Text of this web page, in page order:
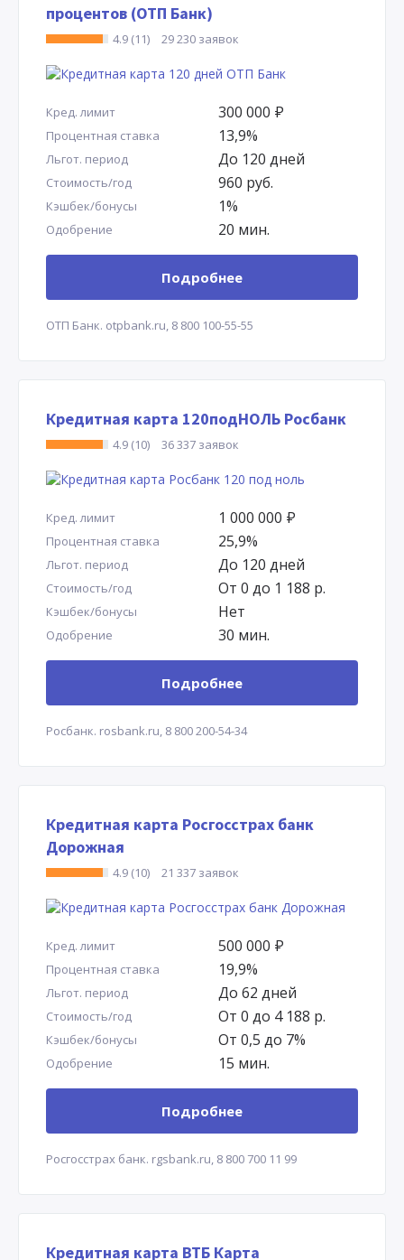
процентов (ОТП Банк)
4.9 (11) 29 230 заявок
Кред. лимит 300 000 Р
Процентная ставка 13,9%
Льгот. период До 120 дней
Стоимость/год 960 руб.
Кэшбек/бонусы 1%
Одобрение 20 мин.
Подробнее
ОТП Банк. otpbank.ru, 8 800 100-55-55
Кредитная карта 120подНОЛЬ Росбанк
4.9 (10) 36 337 заявок
Кред. лимит 1 000 000 Р
Процентная ставка 25,9%
Льгот. период До 120 дней
Стоимость/год От 0 до 1 188 р.
Кэшбек/бонусы Нет
Одобрение 30 мин.
Подробнее
Росбанк. rosbank.ru, 8 800 200-54-34
Кредитная карта Росгосстрах банк
Дорожная
4.9 (10) 21 337 заявок
Кред. лимит 500 000 Р
Процентная ставка 19,9%
Льгот. период До 62 дней
Стоимость/год От 0 до 4 188 р.
Кэшбек/бонусы От 0,5 до 7%
Одобрение 15 мин.
Подробнее
Росгосстрах банк. rgsbank.ru, 8 800 700 11 99
Кредитная карта ВТБ Карта